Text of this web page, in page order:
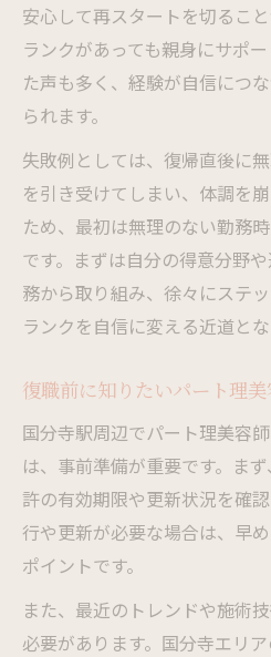
パート理美容師が選
交通費支給も嬉しい
駅から近いパート理
扶養内で叶える理美容師
パート理美容師で扶
扶養内パート理美容
理美容師パートで収
扶養範囲内で続けや
ト
国分寺駅エリアで理美容
パート理美容師でス
ント
国分寺駅近くで理美
る理由
理美容師パートで活
術
ブランク明けも安心
安心して再スタートを切るこ
ランクがあっても親身にサポ
た声も多く、経験が自信につ
られます。
失敗例としては、復帰直後に
を引き受けてしまい、体調を
ため、最初は無理のない勤務
です。まずは自分の得意分野
務から取り組み、徐々にステ
ランクを自信に変える近道とな
復職前に知りたいパート理
国分寺駅周辺でパート理美容
は、事前準備が重要です。ま
許の有効期限や更新状況を確
行や更新が必要な場合は、早
ポイントです。
また、最近のトレンドや施術
必要があります。国分寺エリ